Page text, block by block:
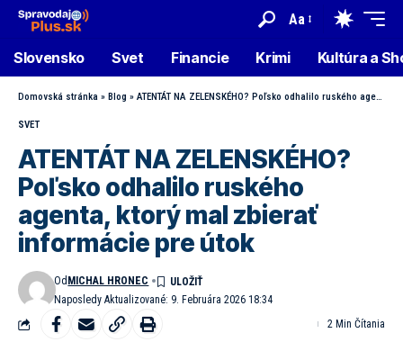
Aa
Slovensko Svet Financie Krimi Kultúra a
Domovská stránka » Blog » ATENTÁT NA ZELENSKÉHO? Poľsko odhalilo ruského agenta, ktorý mal zbierať informácie pre útok
SVET
ATENTÁT NA ZELENSKÉHO?
Poľsko odhalilo ruského
agenta, ktorý mal zbierať
informácie pre útok
Naposledy Aktualizované: 9. Februára 2026 18:34
Od MICHAL HRONEC
2 Min Čítania